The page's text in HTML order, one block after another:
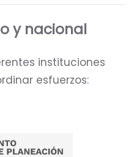
y nacional
instituciones
esfuerzos: